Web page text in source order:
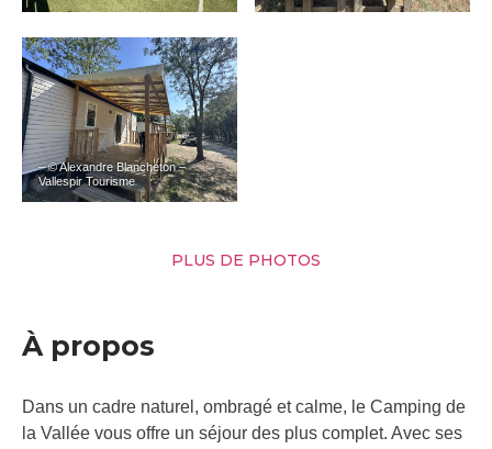
– © Alexandre Blancheton –
Vallespir Tourisme
PLUS DE PHOTOS
À propos
Dans un cadre naturel, ombragé et calme, le Camping de
la Vallée vous offre un séjour des plus complet. Avec ses